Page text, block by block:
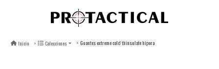
Inicio Colecciones Guantes extreme cold thinsulate hipora